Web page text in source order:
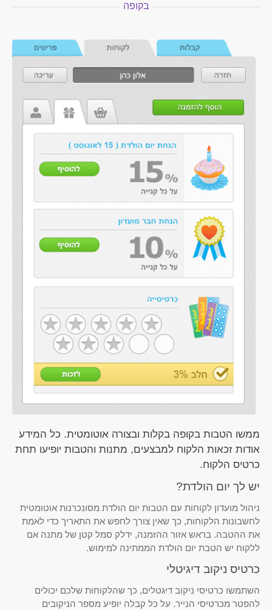
בקופה
ממשו הטבות בקופה בקלות ובצורה אוטומטית. כל המידע
אודות זכאות הלקוח למבצעים, מתנות והטבות יופיעו תחת
כרטיס הלקוח.
יש לך יום הולדת?
ניהול מועדון לקוחות עם הטבות יום הולדת מסונכרנות אוטומטית
לחשבונות הלקוחות, כך שאין צורך לחפש את התאריך כדי לאמת
את ההטבה. בראש אזור ההזמנה, ידלק סמל קטן של מתנה אם
ללקוח יש הטבת יום הולדת הממתינה למימוש.
כרטיס ניקוב דיגיטלי
השתמשו כרטיסי ניקוב דיגטלים, כך שהלקוחות שלכם יכולים
להפטר מכרטיסי הנייר. על כל קבלה יופיע מספר הניקובים